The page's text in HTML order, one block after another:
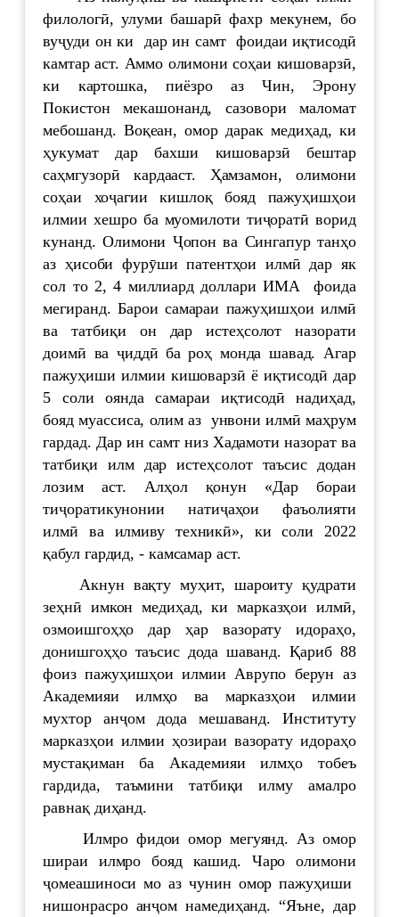
филологӣ, улуми башарӣ фахр мекунем, бо
вуҷуди он ки дар ин самт фоидаи иқтисодӣ
камтар аст. Аммо олимони соҳаи кишоварзӣ,
ки картошка, пиёзро аз Чин, Эрону
Покистон мекашонанд, сазовори маломат
мебошанд. Воқеан, омор дарак медиҳад, ки
ҳукумат дар бахши кишоварзӣ бештар
саҳмгузорӣ кардааст. Ҳамзамон, олимони
соҳаи хоҷагии кишлоқ бояд пажуҳишҳои
илмии хешро ба муомилоти тиҷоратӣ ворид
кунанд. Олимони Ҷопон ва Сингапур танҳо
аз ҳисоби фурӯши патентҳои илмӣ дар як
сол то 2, 4 миллиард доллари ИМА фоида
мегиранд. Барои самараи пажуҳишҳои илмӣ
ва татбиқи он дар истеҳсолот назорати
доимӣ ва ҷиддӣ ба роҳ монда шавад. Агар
пажуҳиши илмии кишоварзӣ ё иқтисодӣ дар
5 соли оянда самараи иқтисодӣ надиҳад,
бояд муассиса, олим аз унвони илмӣ маҳрум
гардад. Дар ин самт низ Хадамоти назорат ва
татбиқи илм дар истеҳсолот таъсис додан
лозим аст. Алҳол қонун «Дар бораи
тиҷоратикунонии натиҷаҳои фаъолияти
илмӣ ва илмиву техникӣ», ки соли 2022
қабул гардид, - камсамар аст.
Акнун вақту муҳит, шароиту қудрати
зеҳнӣ имкон медиҳад, ки марказҳои илмӣ,
озмоишгоҳҳо дар ҳар вазорату идораҳо,
донишгоҳҳо таъсис дода шаванд. Қариб 88
фоиз пажуҳишҳои илмии Аврупо берун аз
Академияи илмҳо ва марказҳои илмии
мухтор анҷом дода мешаванд. Институту
марказҳои илмии ҳозираи вазорату идораҳо
мустақиман ба Академияи илмҳо тобеъ
гардида, таъмини татбиқи илму амалро
равнақ диҳанд.
Илмро фидои омор мегуянд. Аз омор
шираи илмро бояд кашид. Чаро олимони
ҷомеашиноси мо аз чунин омор пажуҳиши
нишонрасро анҷом намедиҳанд. “Яъне, дар